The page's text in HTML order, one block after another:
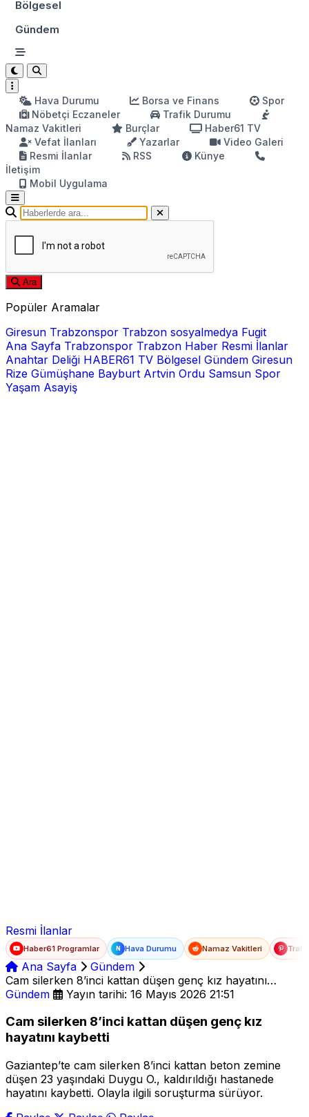
Bölgesel
Gündem
Hava Durumu Borsa ve Finans
Spor
Nöbetçi Eczaneler
Trafik Durumu
Namaz Vakitleri
Burçlar
Haber61 TV
Vefat İlanları
Yazarlar
Video Galeri
Resmi İlanlar
RSS
Künye
İletişim
Mobil Uygulama
Ara
Popüler Aramalar
Giresun Trabzonspor Trabzon sosyalmedya Fugit
Ana Sayfa Trabzonspor Trabzon Haber Resmi İlanlar
Anahtar Deliği HABER61 TV Bölgesel Gündem Giresun
Rize Gümüşhane Bayburt Artvin Ordu Samsun Spor
Yaşam Asayiş
Resmi İlanlar
Haber61 Programlar N Hava Durumu Namaz Vakitleri
Ana Sayfa
Gündem
Cam silerken 8’inci kattan düşen genç kız hayatını
kaybetti
Gündem Yayın tarihi: 16 Mayıs 2026 21:51
Cam silerken 8’inci kattan düşen genç kız
hayatını kaybetti
Gaziantep’te cam silerken 8’inci kattan beton zemine
düşen 23 yaşındaki Duygu O., kaldırıldığı hastanede
hayatını kaybetti. Olayla ilgili soruşturma sürüyor.